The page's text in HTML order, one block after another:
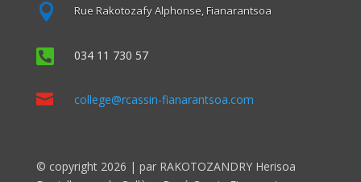
 Rue Rakotozafy Alphonse, Fianarantsoa
 034 11 730 57
 college@rcassin-fianarantsoa.com
© copyright 2026 | par RAKOTOZANDRY Herisoa